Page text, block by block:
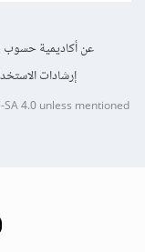
عن أكاديمية حسوب
إرشادات
SA 4.0unless mentioned